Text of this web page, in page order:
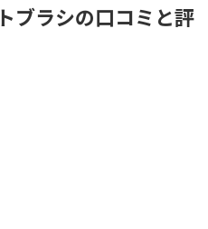
ブラシの口コミと評